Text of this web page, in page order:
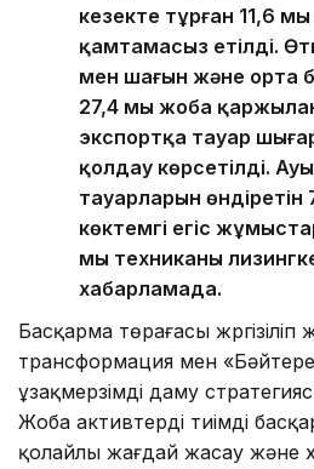
кезекте тұрған 11,6
қамтамасыз етілді.
мен шағын және орта
27,4 мың жоба
экспортқа тауар
қолдау көрсетілді.
тауарларын
көктемгі егіс
мың техниканы
хабарламада.
Басқарма төрағасы жүргізіліп
трансформация мен
ұзақмерзімді даму
Жоба активтерді тиімді
қолайлы жағдай жасау және